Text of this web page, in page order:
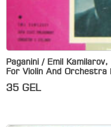
Paganini / Emil
For Violin And
35 GEL